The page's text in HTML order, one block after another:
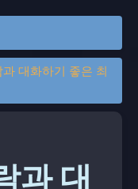
대화하기 좋은 최
과 대